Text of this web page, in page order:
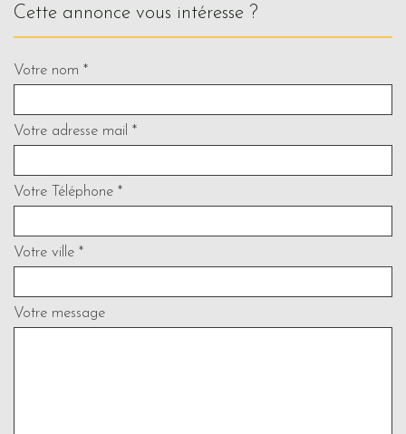
cette annonce vous intéresse ?
Votre nom *
Votre adresse mail *
Votre Téléphone *
Votre ville *
Votre message